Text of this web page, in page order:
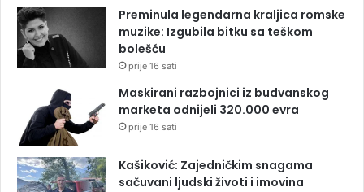
Preminula legendarna kraljica romske
muzike: Izgubila bitku sa teškom
bolešću
prije 16 sati
Maskirani razbojnici iz budvanskog
marketa odnijeli 320.000 evra
prije 16 sati
Kašiković: Zajedničkim snagama
sačuvani ljudski životi i imovina